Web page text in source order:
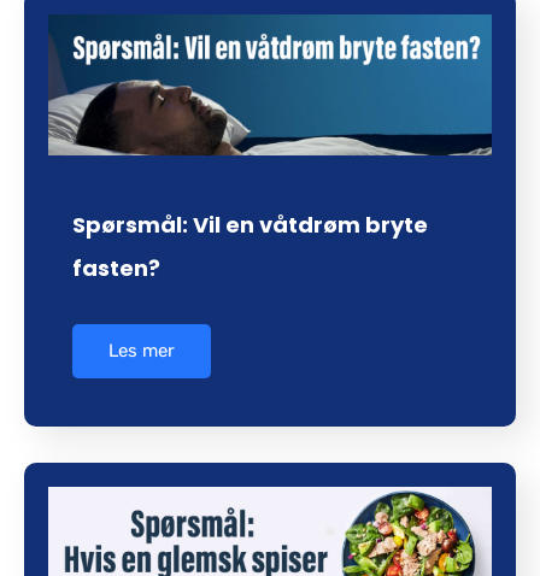
Spørsmål: Vil en våtdrøm bryte
fasten?
Les mer